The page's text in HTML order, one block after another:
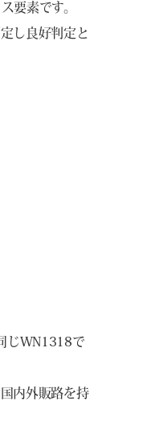
要素です。
し良好判定と
じWN1318で
内外販路を持